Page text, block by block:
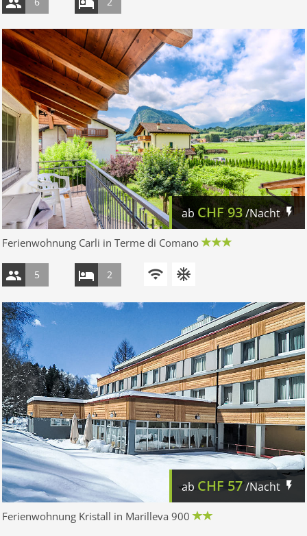
ab CHF93/Nacht
Ferienwohnung Carli in Terme di Comano
5 2
abCHF 57/Nacht
Ferienwohnung Kristall in Marilleva 900